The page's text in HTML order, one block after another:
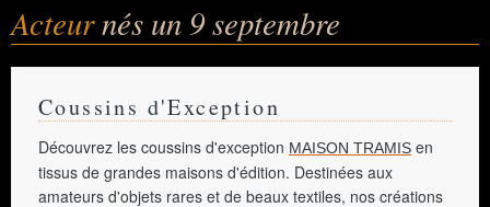
Acteurnés un 9 septembre
Coussins d'Exception
Découvrez les coussins d'exception MAISON TRAMIS en
tissus de grandes maisons d'édition. Destinées aux
amateurs d'objets rares et de beaux textiles, nos créations